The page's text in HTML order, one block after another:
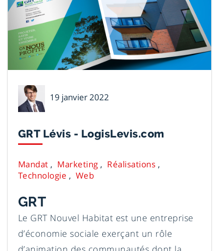
Bissonnette
19 janvier 2022
GRT Lévis - LogisLevis.com
Mandat Marketing
Réalisations
Technologie
Web
GRT
Le GRT Nouvel Habitat est une entreprise
d’économie sociale exerçant un rôle